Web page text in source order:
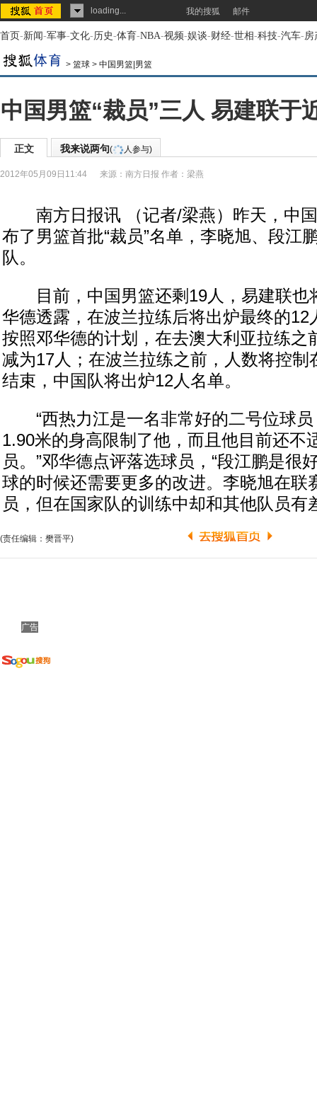
loading... 我的搜狐 邮件
首页-新闻-军事-文化-历史-体育-NBA-视频-娱谈-财经-世相-科技-汽车-房
> 篮球 > 中国男篮|男篮
中国男篮“裁员”三人 易建联于
正文 我来说两句( 人参与)
2012年05月09日11:44 来源： 南方日报 作者：梁燕
南方日报讯 （记者/梁燕）昨天，中国
布了男篮首批“裁员”名单，李晓旭、段江
队。
目前，中国男篮还剩19人，易建联也
华德透露，在波兰拉练后将出炉最终的12
按照邓华德的计划，在去澳大利亚拉练之
减为17人；在波兰拉练之前，人数将控制
结束，中国队将出炉12人名单。
“西热力江是一名非常好的二号位球员
1.90米的身高限制了他，而且他目前还不
员。”邓华德点评落选球员，“段江鹏是很
球的时候还需要更多的改进。李晓旭在联
员，但在国家队的训练中却和其他队员有
(责任编辑：樊晋平)
广告